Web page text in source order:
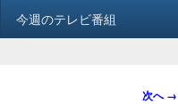
今週のテレビ番組
画
次へ →